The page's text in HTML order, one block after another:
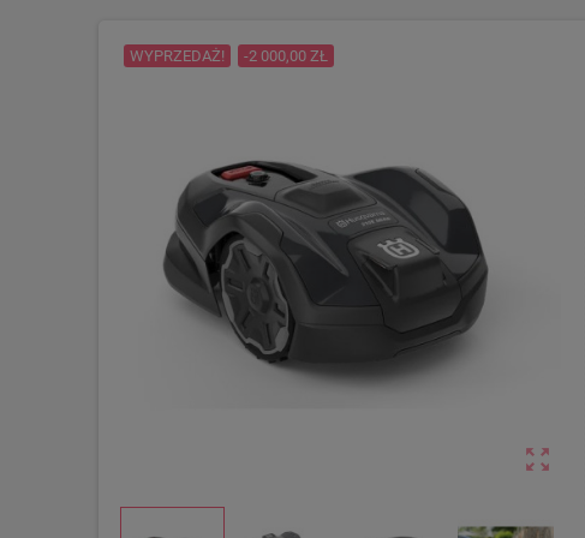
zoom_out_map
WYPRZEDAŻ! -2 000,00 ZŁ